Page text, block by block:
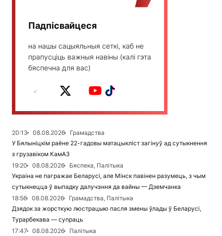
Падпісвайцеся
на нашы сацыяльныя сеткі, каб не
прапусціць важныя навіны (калі гэта
бяспечна для вас)
20:13 08.08.2026
Грамадства
У Бялыніцкім раёне 22-гадовы матацыкліст загінуў ад сутыкнення
з грузавіком КамАЗ
19:20
08.08.2026
Бяспека, Палітыка
Украіна не пагражае Беларусі, але Мінск павінен разумець, з чым
сутыкнецца ў выпадку далучэння да вайны — Дземчанка
18:56
08.08.2026
Грамадства, Палітыка
Дзядок за жорсткую люстрацыю пасля змены ўлады ў Беларусі,
Турарбекава — супраць
17:47
08.08.2026
Палітыка